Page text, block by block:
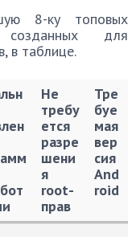
8-ку топовых
для
в таблице.
Не
требу
ется
разре
шени
я
root-
прав
Тре
буе
мая
вер
сия
And
roid